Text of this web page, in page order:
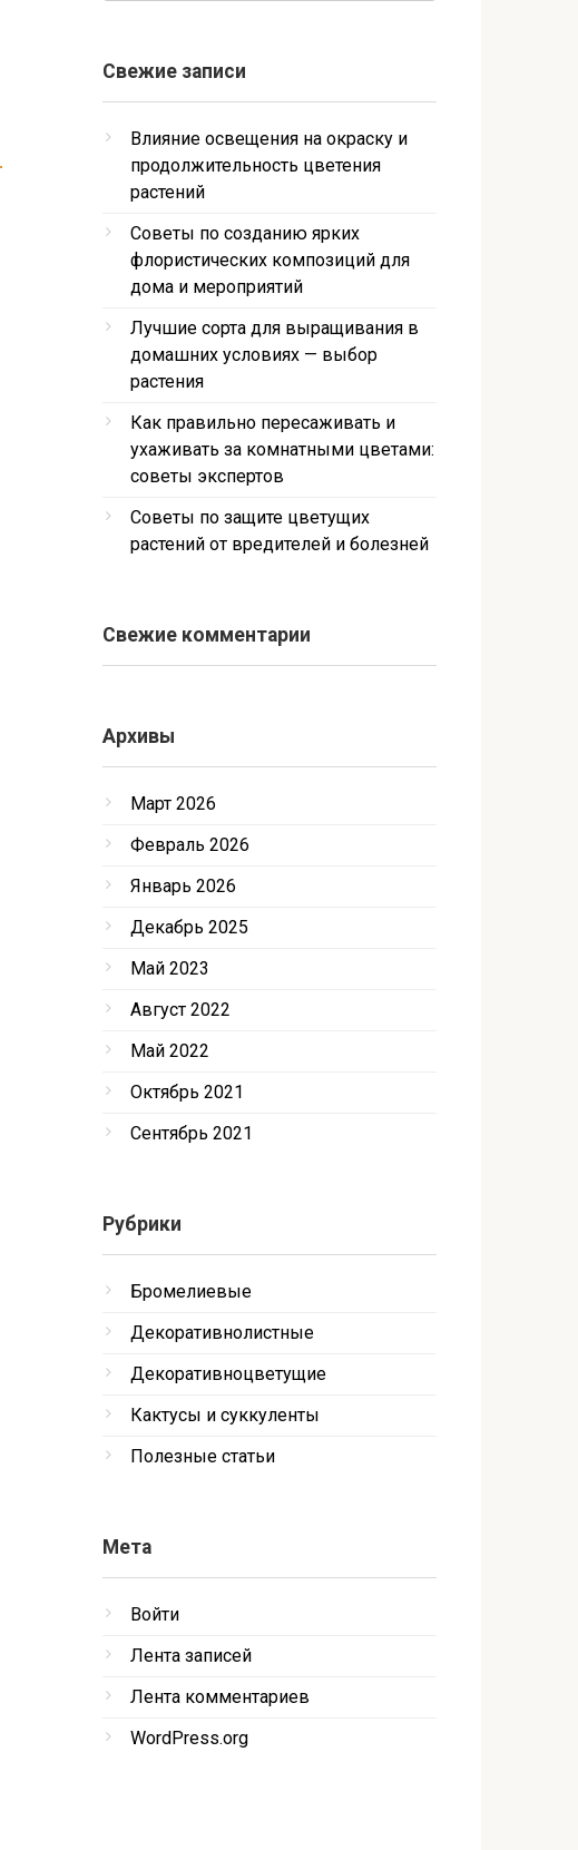
Свежие записи
Влияние освещения на окраску и
продолжительность цветения
растений
Советы по созданию ярких
флористических композиций для
дома и мероприятий
Лучшие сорта для выращивания в
домашних условиях — выбор
растения
Как правильно пересаживать и
ухаживать за комнатными цветами:
советы экспертов
Советы по защите цветущих
растений от вредителей и болезней
Свежие комментарии
Архивы
Март 2026
Февраль 2026
Январь 2026
Декабрь 2025
Май 2023
Август 2022
Май 2022
Октябрь 2021
Сентябрь 2021
Рубрики
Бромелиевые
Декоративнолистные
Декоративноцветущие
Кактусы и суккуленты
Полезные статьи
Мета
Войти
Лента записей
Лента комментариев
WordPress.org